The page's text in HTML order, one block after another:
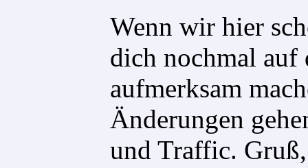
Wenn wir hier
dich nochmal auf
aufmerksam
Änderungen
und Traffic.